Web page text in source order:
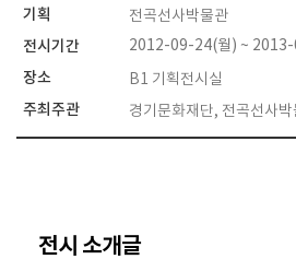
기획 전곡선사박물관
전시기간 2012-09-24(월) ~
장소 B1 기획전시실
주최주관 경기문화재단, 전곡선사
전시 소개글